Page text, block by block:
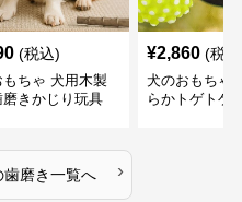
(税込)
もちゃ 犬用木製
磨きかじり玩具
¥2,860 (税
犬のおもちゃ
らかトゲトゲ
歯磨き一覧へ ›